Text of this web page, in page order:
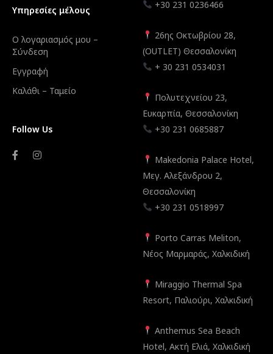
Υπηρεσίες μέλους
Ο λογαριασμός μου –
Σύνδεση
Εγγραφή
Καλάθι – Ταμείο
Follow Us
+30 231 0236466
26ης Οκτωβρίου 28,
(OUTLET) Θεσσαλονίκη
+ 30 231 0534031
Πολυτεχνείου 23,
Ευκαρπία, Θεσσαλονίκη
+30 231 0685887
Makedonia Palace Hotel,
Μεγ. Αλεξάνδρου 2,
Θεσσαλονίκη
+30 231 0518997
Porto Carras Meliton,
Νέος Μαρμαράς, Χαλκιδική
Miraggio Thermal Spa
Resort, Παλιούρι, Χαλκιδική
Anthemus Sea Beach
Hotel, Ακτή Ελιά, Χαλκιδική